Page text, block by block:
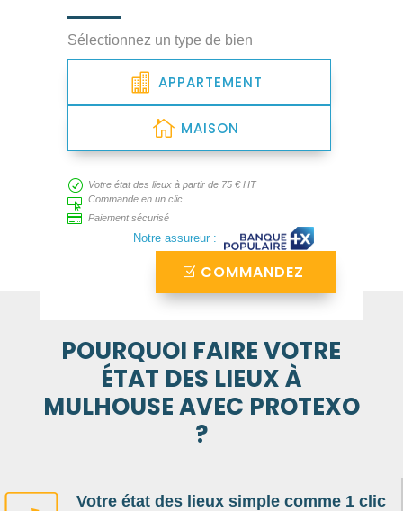
Sélectionnez un type de bien
APPARTEMENT
MAISON
R Votre état des lieux à partir de 75 € HT
 Commande en un clic
 Paiement sécurisé
Notre assureur :
COMMANDEZ
POURQUOI FAIRE VOTRE
ÉTAT DES LIEUX À
MULHOUSE AVEC PROTEXO
?
Votre état des lieux simple comme 1 clic